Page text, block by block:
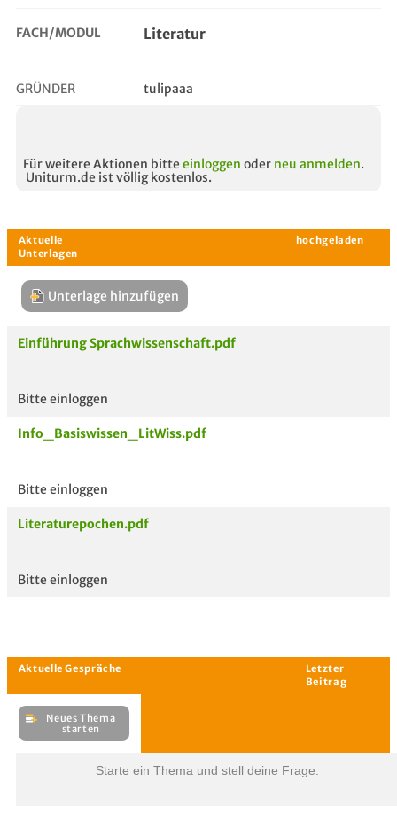
FACH/MODUL Literatur
GRÜNDER tulipaaa
Für weitere Aktionen bitte einloggen oder neu anmelden.
Uniturm.de ist völlig kostenlos.
Unterlagen
Unterlage hinzufügen
Einführung Sprachwissenschaft.pdf
Bitte einloggen
Info_Basiswissen_LitWiss.pdf
Bitte einloggen
Literaturepochen.pdf
Bitte einloggen
Starte ein Thema und stell deine Frage.